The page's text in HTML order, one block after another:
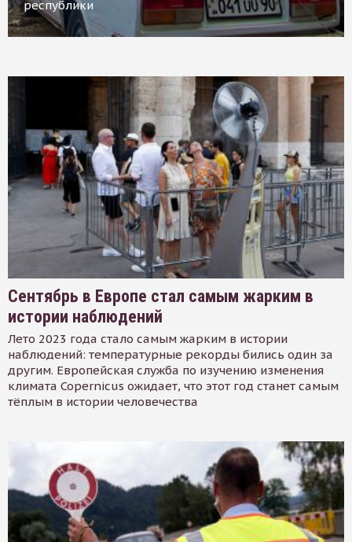
республики
Сентябрь в Европе стал самым жарким в
истории наблюдений
Лето 2023 года стало самым жарким в истории
наблюдений: температурные рекорды бились один за
другим. Европейская служба по изучению изменения
климата Copernicus ожидает, что этот год станет самым
тёплым в истории человечества